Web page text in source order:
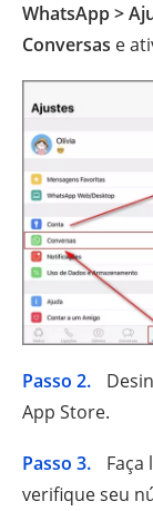
WhatsApp >
Conversas e
Passo 2.
App Store.
Passo 3.
verifique seu